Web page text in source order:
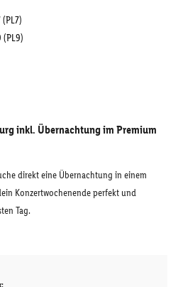
(PL9)
inkl. Übernachtung im Premium
direkt eine Übernachtung in einem
Konzertwochenende perfekt und
Tag.